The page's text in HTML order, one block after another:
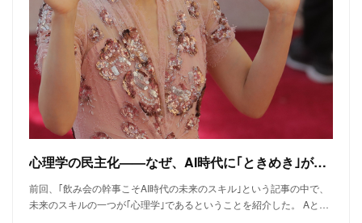
心理学の⺠主化——なぜ、AI時代に｢ときめき｣が流行るのか
前回、｢飲み会の幹事こそAI時代の未来のスキル｣という記事の中で、
未来のスキルの一つが｢心理学｣であるということを紹介した。 Aと…